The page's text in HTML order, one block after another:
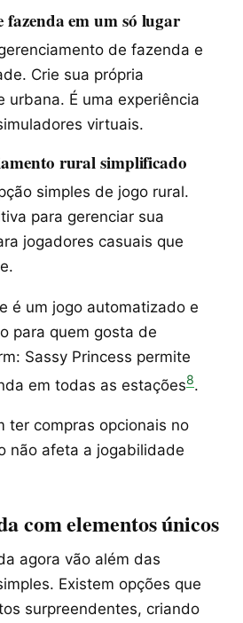
fazenda em um só lugar
de fazenda e
Crie sua própria
urbana. É uma experiência
virtuais.
rural simplificado
simples de jogo rural.
para gerenciar sua
jogadores casuais que
é um jogo automatizado e
para quem gosta de
Sassy Princess permite
em todas as estações8.
ter compras opcionais no
não afeta a jogabilidade
com elementos únicos
agora vão além das
Existem opções que
surpreendentes, criando